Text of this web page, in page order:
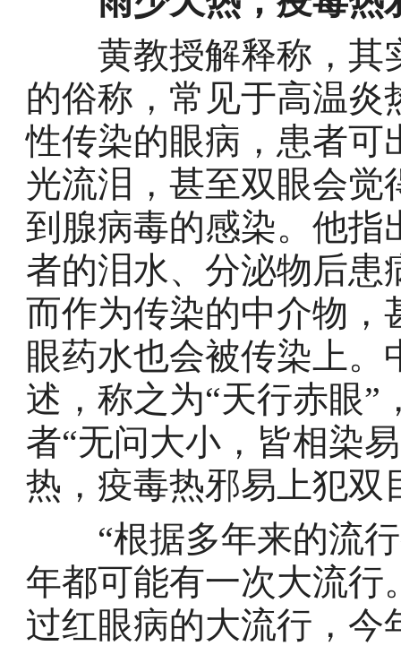
黄教授解释称，其
的俗称，常见于高温
性传染的眼病，患者可
光流泪，甚至双眼会觉
到腺病毒的感染。他指
者的泪水、分泌物后患
而作为传染的中介物，
眼药水也会被传染上
述，称之为“天行赤眼
者“无问大小，皆相染
热，疫毒热邪易上犯双
“根据多年来的流行
年都可能有一次大流行
过红眼病的大流行，今